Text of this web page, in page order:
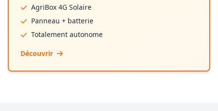
AgriBox 4G Solaire
Panneau + batterie
Totalement autonome
Découvrir